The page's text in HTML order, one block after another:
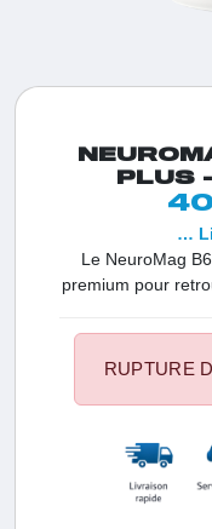
PLUS
Le NeuroMag
premium pour
formes les plus
monde, il
maximiser son
n°1 en Tunisie
crampes et
votre organisme
…
RUPTURE